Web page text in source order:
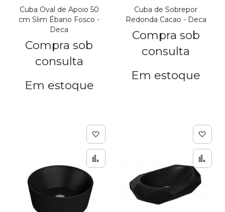
Cuba Oval de Apoio 50
cm Slim Ébano Fosco -
Deca
Compra sob
consulta
Em estoque
Cuba de Sobrepor
Redonda Cacao - Deca
Compra sob
consulta
Em estoque
Adicionar à lista de
Adicionar para